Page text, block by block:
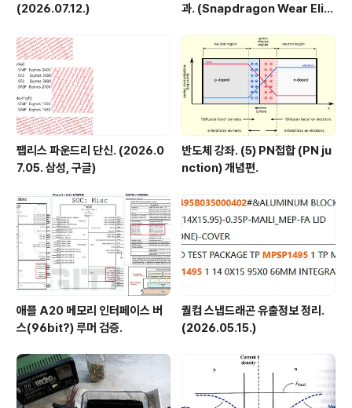
(2026.07.12.)
과. (Snapdragon Wear Elit
팹리스 파운드리 단신. (2026.0
7.05. 삼성, 구글)
반도체 강좌. (5) PN접합 (PN ju
nction) 개념편.
애플 A20 메모리 인터페이스 버
스(96bit?) 루머 검증.
퀄컴 스냅드래곤 유출정보 정리.
(2026.05.15.)